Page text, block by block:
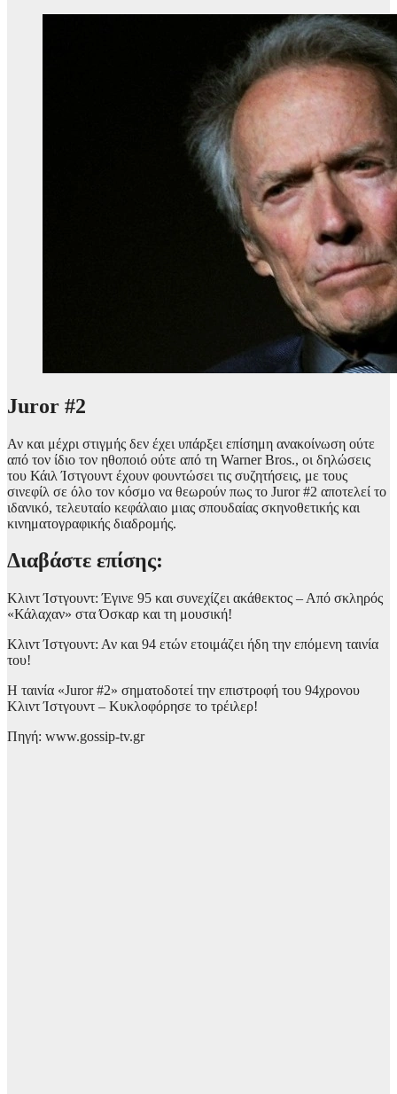
Juror #2
Αν και μέχρι στιγμής δεν έχει υπάρξει επίσημη ανακοίνωση ούτε
από τον ίδιο τον ηθοποιό ούτε από τη Warner Bros., οι δηλώσεις
του Κάιλ Ίστγουντ έχουν φουντώσει τις συζητήσεις, με τους
σινεφίλ σε όλο τον κόσμο να θεωρούν πως το Juror #2 αποτελεί το
ιδανικό, τελευταίο κεφάλαιο μιας σπουδαίας σκηνοθετικής και
κινηματογραφικής διαδρομής.
Διαβάστε επίσης:
Κλιντ Ίστγουντ: Έγινε 95 και συνεχίζει ακάθεκτος – Από σκληρός
«Κάλαχαν» στα Όσκαρ και τη μουσική!
Κλιντ Ίστγουντ: Αν και 94 ετών ετοιμάζει ήδη την επόμενη ταινία
του!
Η ταινία «Juror #2» σηματοδοτεί την επιστροφή του 94χρονου
Κλιντ Ίστγουντ – Κυκλοφόρησε το τρέιλερ!
Πηγή: www.gossip-tv.gr